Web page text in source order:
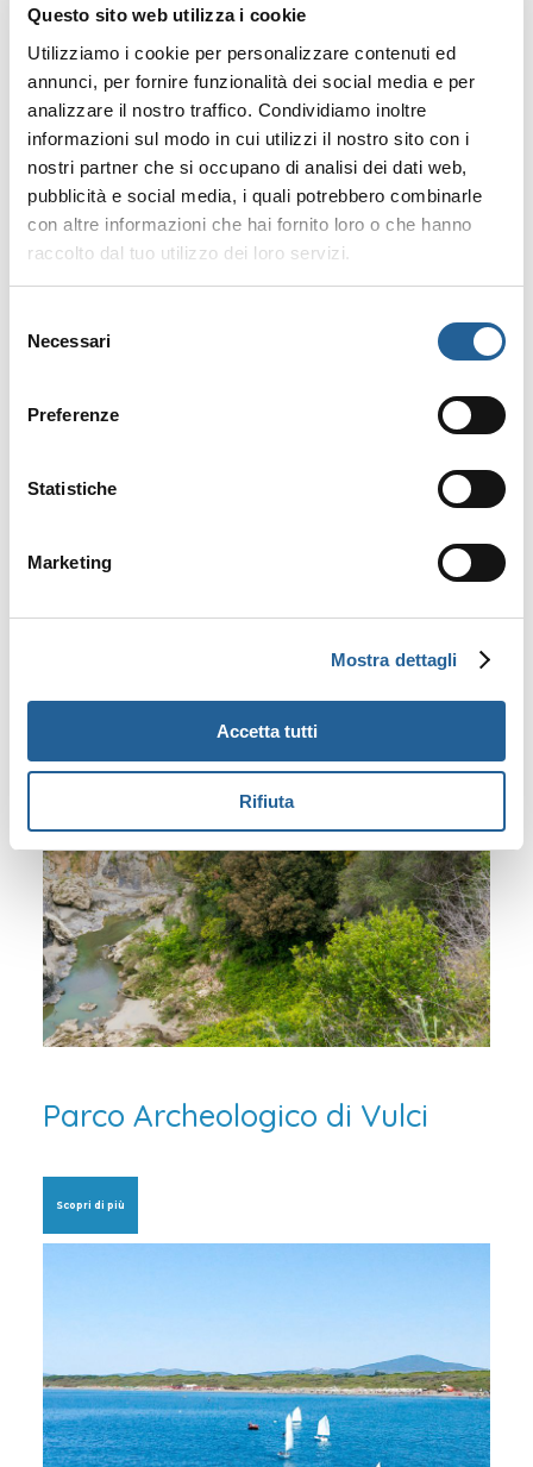
Questo sito web utilizza i cookie
Utilizziamo i cookie per personalizzare contenuti ed
annunci, per fornire funzionalità dei social media e per
analizzare il nostro traffico. Condividiamo inoltre
informazioni sul modo in cui utilizzi il nostro sito con i
nostri partner che si occupano di analisi dei dati web,
pubblicità e social media, i quali potrebbero combinarle
con altre informazioni che hai fornito loro o che hanno
raccolto dal tuo utilizzo dei loro servizi.
delNecessari
Preferenze
Statistiche
Marketing
Mostra dettagli
Accetta tutti
Rifiuta
Wi-Fi
Lavatrici
Campi sportivi calcetto e tennis
Mezza pensione
Pensione completa
Club degli amici è un ottimo punto di partenza.
Parco Archeologico di Vulci
Scopri di più